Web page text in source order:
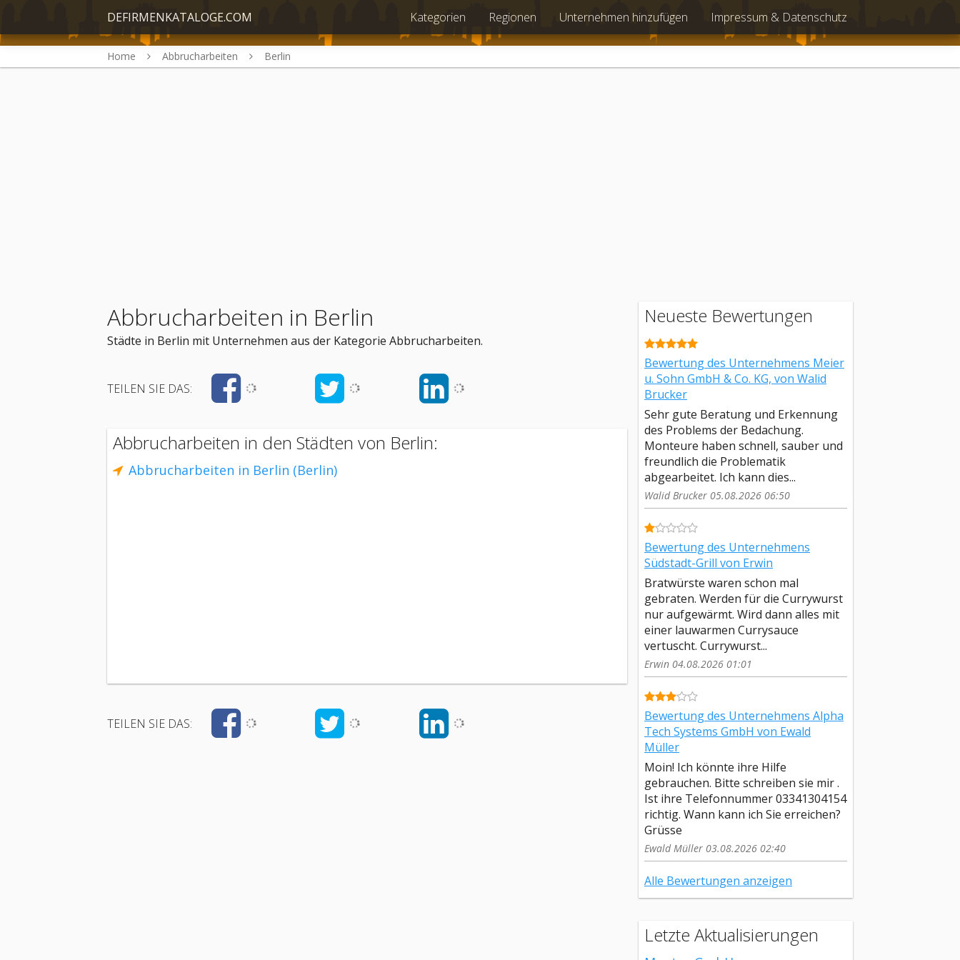
DEFIRMENKATALOGE.COM Kategorien Regionen Unternehmen hinzufügen Impressum & Datenschutz
Home Abbrucharbeiten Berlin
Abbrucharbeiten in Berlin
Städte in Berlin mit Unternehmen aus der Kategorie Abbrucharbeiten.
TEILEN SIE DAS:
Abbrucharbeiten in den Städten von Berlin:
Abbrucharbeiten in Berlin (Berlin)
TEILEN SIE DAS:
Neueste Bewertungen
Bewertung des Unternehmens Meier
u. Sohn GmbH & Co. KG, von Walid
Brucker
Sehr gute Beratung und Erkennung
des Problems der Bedachung.
Monteure haben schnell, sauber und
freundlich die Problematik
abgearbeitet. Ich kann dies...
Walid Brucker 05.08.2026 06:50
Bewertung des Unternehmens
Südstadt-Grill von Erwin
Bratwürste waren schon mal
gebraten. Werden für die Currywurst
nur aufgewärmt. Wird dann alles mit
einer lauwarmen Currysauce
vertuscht. Currywurst...
Erwin 04.08.2026 01:01
Bewertung des Unternehmens Alpha
Tech Systems GmbH von Ewald
Müller
Moin! Ich könnte ihre Hilfe
gebrauchen. Bitte schreiben sie mir .
Ist ihre Telefonnummer 03341304154
richtig. Wann kann ich Sie erreichen?
Grüsse
Ewald Müller 03.08.2026 02:40
Alle Bewertungen anzeigen
Letzte Aktualisierungen